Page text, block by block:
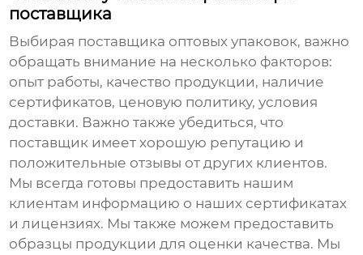
поставщика
Выбирая поставщика оптовых упаковок, важно
обращать внимание на несколько факторов:
опыт работы, качество продукции, наличие
сертификатов, ценовую политику, условия
доставки. Важно также убедиться, что
поставщик имеет хорошую репутацию и
положительные отзывы от других клиентов.
Мы всегда готовы предоставить нашим
клиентам информацию о наших сертификатах
и лицензиях. Мы также можем предоставить
образцы продукции для оценки качества. Мы